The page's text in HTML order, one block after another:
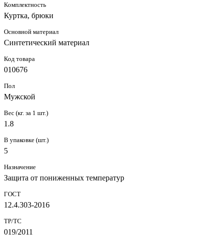
Комплектность
Куртка, брюки
Основной материал
Синтетический материал
Код товара
010676
Пол
Мужской
Вес (кг. за 1 шт.)
1.8
В упаковке (шт.)
5
Назначение
Защита от пониженных температур
ГОСТ
12.4.303-2016
ТР/ТС
019/2011